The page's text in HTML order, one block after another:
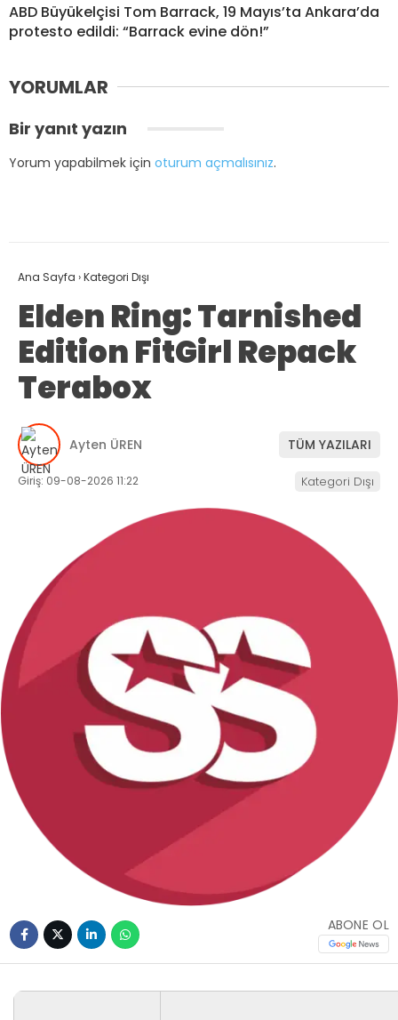
ABD Büyükelçisi Tom Barrack, 19 Mayıs’ta Ankara’da
protesto edildi: “Barrack evine dön!”
YORUMLAR
Bir yanıt yazın
Yorum yapabilmek için oturum açmalısınız.
Ana Sayfa ›Kategori Dışı
Elden Ring: Tarnished
Edition FitGirl Repack
Terabox
Ayten ÜREN TÜM YAZILARI
Giriş: 09-08-2026 11:22 Kategori Dışı
ABONE OL